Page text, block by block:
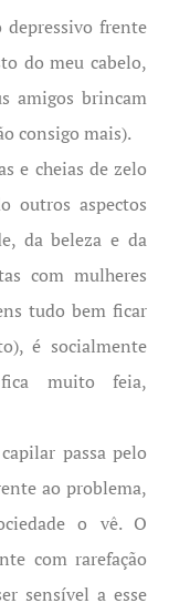
depressivo frente
do meu cabelo,
amigos brincam
consigo mais).
e cheias de zelo
outros aspectos
da beleza e da
com mulheres
tudo bem ficar
é socialmente
muito feia,
passa pelo
ao problema,
o vê. O
com rarefação
sensível a esse